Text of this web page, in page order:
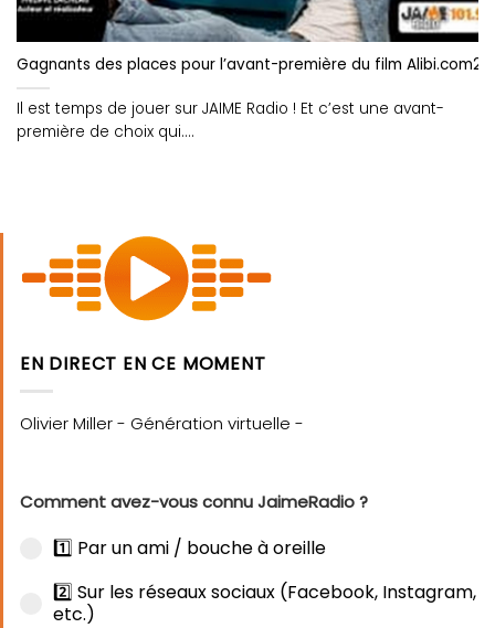
Gagnants des places pour l’avant-première du film Alibi.com2
Il est temps de jouer sur JAIME Radio ! Et c’est une avant-
première de choix qui....
EN DIRECT EN CE MOMENT
Comment avez-vous connu JaimeRadio ?
1️⃣ Par un ami / bouche à oreille
2️⃣ Sur les réseaux sociaux (Facebook, Instagram,
etc.)